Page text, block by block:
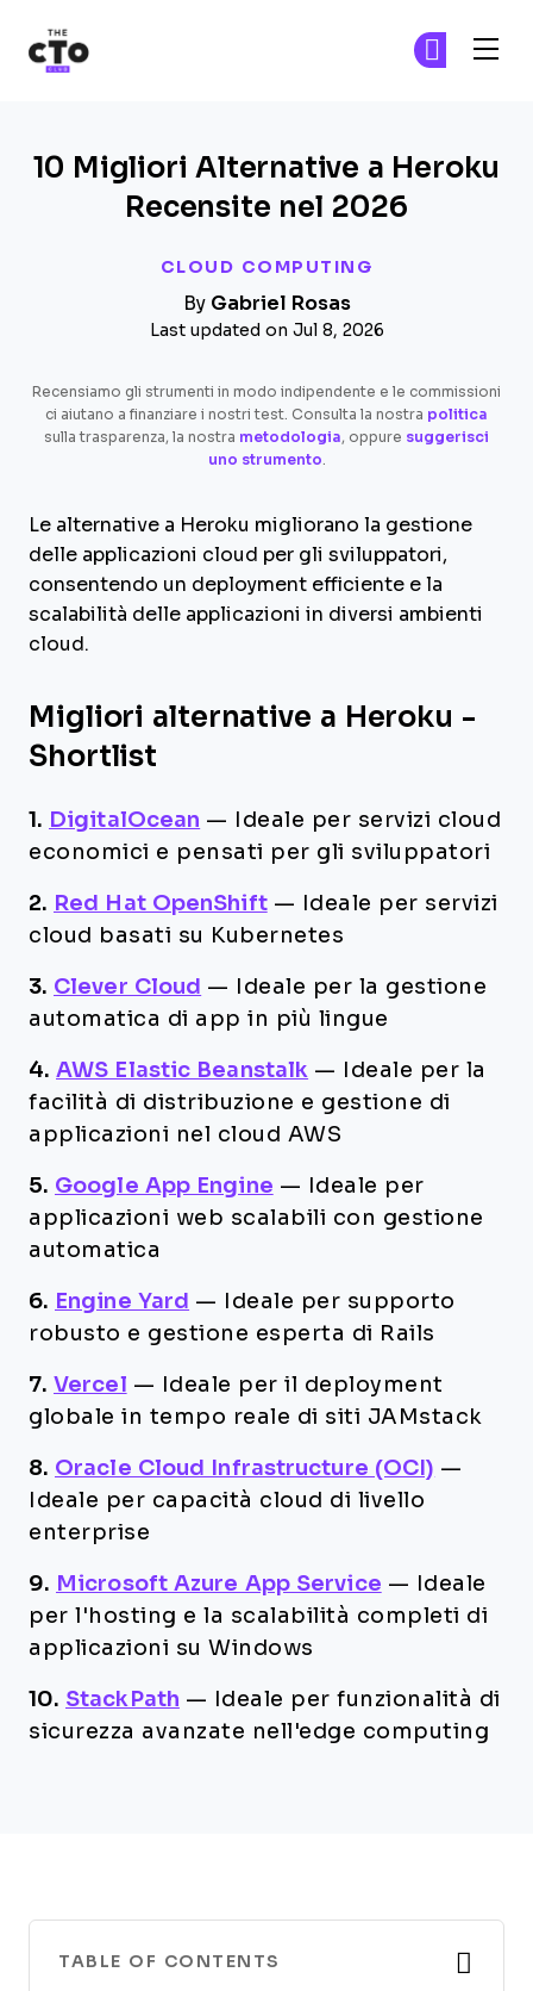
CLOUD COMPUTING
10 Migliori Alternative a Heroku
Recensite nel 2026
By Gabriel Rosas
Last updated on Jul 8, 2026
Recensiamo gli strumenti in modo indipendente e le commissioni
ci aiutano a finanziare i nostri test. Consulta la nostra politica
sulla trasparenza, la nostra metodologia, oppure suggerisci
uno strumento.
Le alternative a Heroku migliorano la gestione
delle applicazioni cloud per gli sviluppatori,
consentendo un deployment efficiente e la
scalabilità delle applicazioni in diversi ambienti
cloud.
Migliori alternative a Heroku -
Shortlist
1. DigitalOcean —
Ideale per servizi cloud
economici e pensati per gli sviluppatori
2. Red Hat OpenShift —
Ideale per servizi
cloud basati su Kubernetes
3. Clever Cloud —
Ideale per la gestione
automatica di app in più lingue
4. AWS Elastic Beanstalk —
Ideale per la
facilità di distribuzione e gestione di
applicazioni nel cloud AWS
5. Google App Engine —
Ideale per
applicazioni web scalabili con gestione
automatica
6. Engine Yard —
Ideale per supporto
robusto e gestione esperta di Rails
7. Vercel —
Ideale per il deployment
globale in tempo reale di siti JAMstack
8. Oracle Cloud Infrastructure (OCI) —
Ideale per capacità cloud di livello
enterprise
9. Microsoft Azure App Service —
Ideale
per l'hosting e la scalabilità completi di
applicazioni su Windows
10. StackPath —
Ideale per funzionalità di
sicurezza avanzate nell'edge computing
TABLE OF CONTENTS